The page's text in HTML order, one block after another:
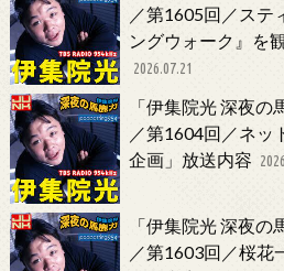
／第1605回／ステ
ングウォーク』を
2026.07.21
「伊集院光 深夜
／第1604回／ネッ
企画」放送内容
「伊集院光 深夜
／第1603回／桜花